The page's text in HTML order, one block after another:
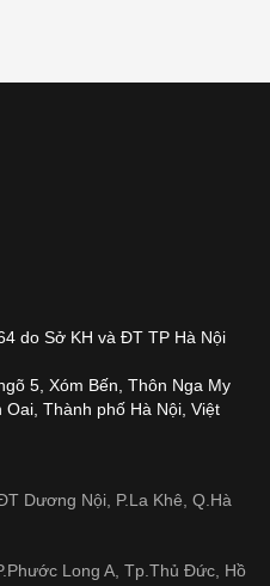
do Sở KH và ĐT TP Hà Nội
5, Xóm Bến, Thôn Nga My
Thành phố Hà Nội, Việt
Dương Nội, P.La Khê, Q.Hà
Long A, Tp.Thủ Đức, Hồ